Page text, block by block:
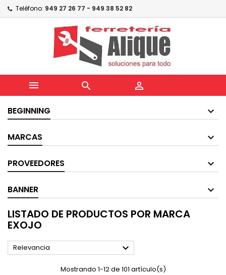
Teléfono: 949 27 26 77 - 949 38 52 82
  
BEGINNING
MARCAS
PROVEEDORES
BANNER
LISTADO DE PRODUCTOS POR MARCA
EXOJO
Relevancia 
Mostrando 1-12 de 101 artículo(s)